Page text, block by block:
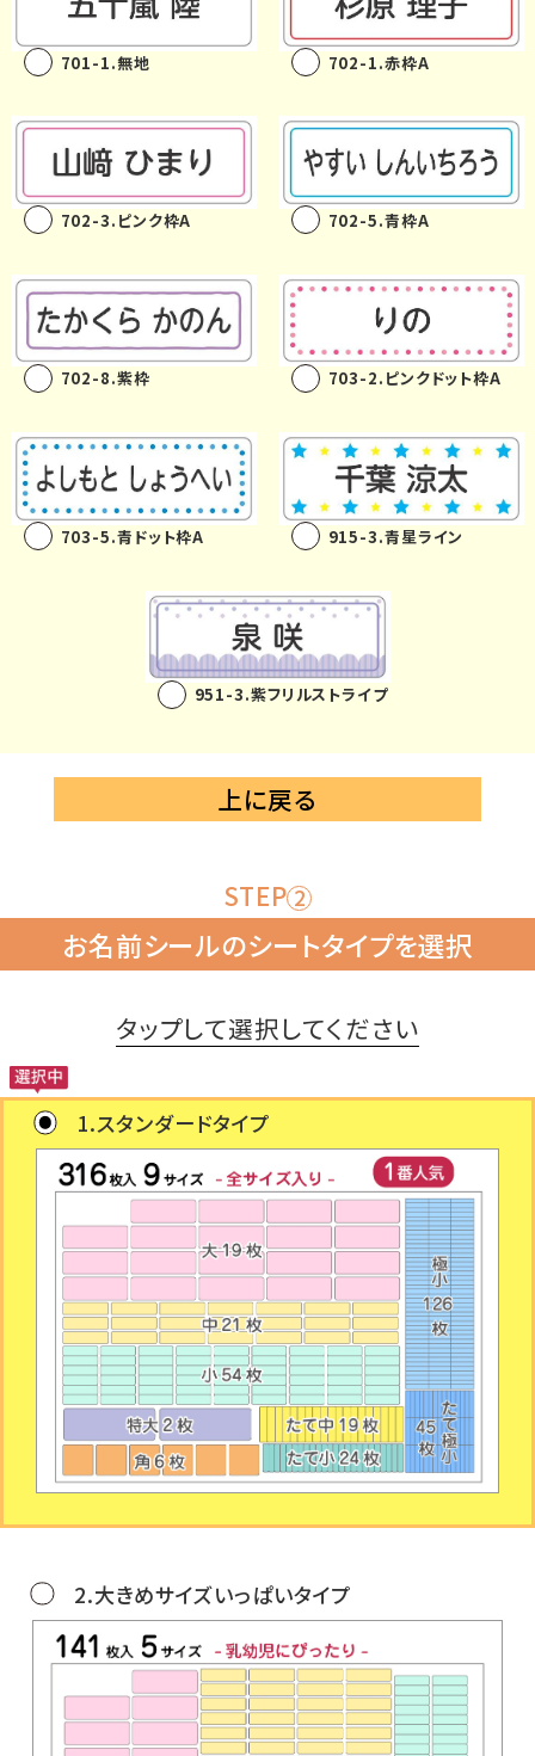
701-1.無地 702-1.赤枠A
702-3.ピンク枠A 702-5.青枠A
702-8.紫枠 703-2.ピンクドット枠A
703-5.青ドット枠A 915-3.青星ライン
951-3.紫フリルストライプ
上に戻る
STEP 2
お名前シールのシートタイプを選択
タップして選択してください
1.スタンダードタイプ
2.大きめサイズいっぱいタイプ